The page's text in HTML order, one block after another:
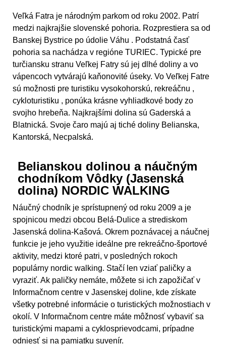
Veľká Fatra je národným parkom od roku 2002. Patrí
medzi najkrajšie slovenské pohoria. Rozprestiera sa od
Banskej Bystrice po údolie Váhu . Podstatná časť
pohoria sa nachádza v regióne TURIEC. Typické pre
turčiansku stranu Veľkej Fatry sú jej dlhé doliny a vo
vápencoch vytvárajú kaňonovité úseky. Vo Veľkej Fatre
sú možnosti pre turistiku vysokohorskú, rekreáčnu ,
cykloturistiku , ponúka krásne vyhliadkové body zo
svojho hrebeňa. Najkrajšími dolina sú Gaderská a
Blatnická. Svoje čaro majú aj tiché doliny Belianska,
Kantorská, Necpalská.
Belianskou dolinou a náučným
chodníkom Vôdky (Jasenská
dolina) NORDIC WALKING
Náučný chodník je sprístupnený od roku 2009 a je
spojnicou medzi obcou Belá-Dulice a strediskom
Jasenská dolina-Kašová. Okrem poznávacej a náučnej
funkcie je jeho využitie ideálne pre rekreáčno-športové
aktivity, medzi ktoré patri, v posledných rokoch
populárny nordic walking. Stačí len vziať paličky a
vyraziť. Ak paličky nemáte, môžete si ich zapožičať v
Informačnom centre v Jasenskej doline, kde získate
všetky potrebné informácie o turistických možnostiach v
okolí. V Informačnom centre máte môžnosť vybaviť sa
turistickými mapami a cyklosprievodcami, prípadne
odniesť si na pamiatku suvenír.